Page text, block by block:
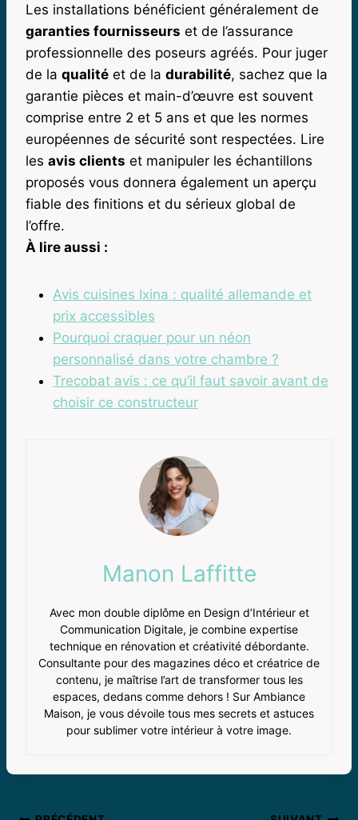
Les installations bénéficient généralement de
garanties fournisseurs et de l’assurance
professionnelle des poseurs agréés. Pour juger
de la qualité et de la durabilité, sachez que la
garantie pièces et main-d’œuvre est souvent
comprise entre 2 et 5 ans et que les normes
européennes de sécurité sont respectées. Lire
les avis clients et manipuler les échantillons
proposés vous donnera également un aperçu
fiable des finitions et du sérieux global de
l’offre.
À lire aussi :
Avis cuisines Ixina : qualité allemande et
prix accessibles
Pourquoi craquer pour un néon
personnalisé dans votre chambre ?
Trecobat avis : ce qu’il faut savoir avant de
choisir ce constructeur
Manon Laffitte
Avec mon double diplôme en Design d’Intérieur et
Communication Digitale, je combine expertise
technique en rénovation et créativité débordante.
Consultante pour des magazines déco et créatrice de
contenu, je maîtrise l’art de transformer tous les
espaces, dedans comme dehors ! Sur Ambiance
Maison, je vous dévoile tous mes secrets et astuces
pour sublimer votre intérieur à votre image.